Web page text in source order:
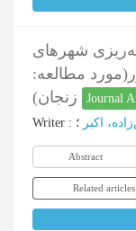
شهرهای
مطالعه:
Journal
Writer : اکبر ؛
Abstract
Related articles